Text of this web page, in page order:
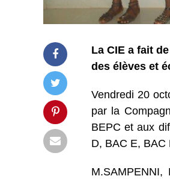
La CIE a fait
des élèves et
Vendredi 20
par la
BEPC et aux
D, BAC E, BAC
M.SAMPENNI,